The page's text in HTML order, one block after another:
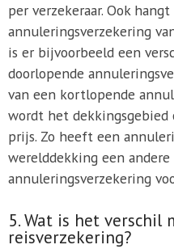
per verzekeraar. Ook
annuleringsverzekering
is er bijvoorbeeld een
doorlopende
van een kortlopende
wordt het dekkingsgebied
prijs. Zo heeft een
werelddekking een
annuleringsverzekering
5. Wat is het verschil
reisverzekering?